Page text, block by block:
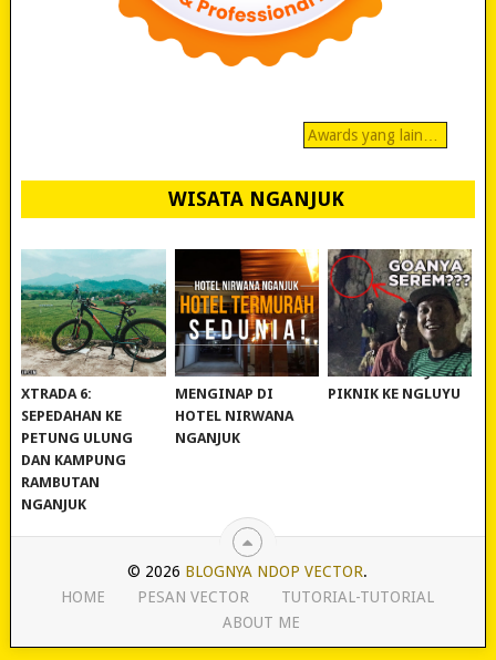
Awards yang lain…
WISATA NGANJUK
REVIEW POLYGON
XTRADA 6:
SEPEDAHAN KE
PETUNG ULUNG
DAN KAMPUNG
RAMBUTAN
NGANJUK
MURAH BANGET!
MENGINAP DI
HOTEL NIRWANA
NGANJUK
WISATA NGANJUK:
PIKNIK KE NGLUYU
© 2026 BLOGNYA NDOP VECTOR.
HOME
PESAN VECTOR
TUTORIAL-TUTORIAL
ABOUT ME